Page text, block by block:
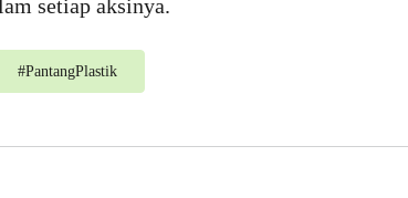
setiap aksinya.
#PantangPlastik